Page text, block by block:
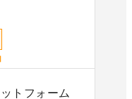
トフォーム